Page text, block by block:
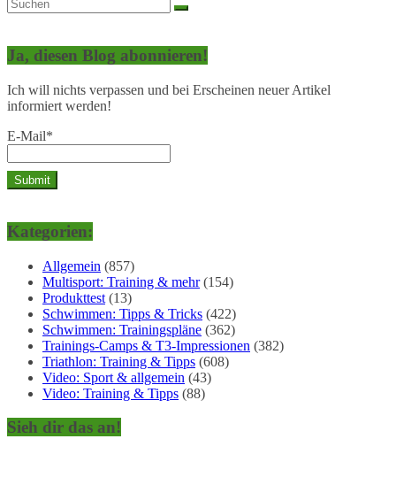
Ja, diesen Blog abonnieren!
Ich will nichts verpassen und bei Erscheinen neuer Artikel
informiert werden!
E-Mail*
Kategorien:
Allgemein (857)
Multisport: Training & mehr(154)
Produkttest (13)
Schwimmen: Tipps & Tricks (422)
Schwimmen: Trainingspläne (362)
Trainings-Camps & T3-Impressionen (382)
Triathlon: Training & Tipps (608)
Video: Sport & allgemein (43)
Video: Training & Tipps (88)
Sieh dir das an!